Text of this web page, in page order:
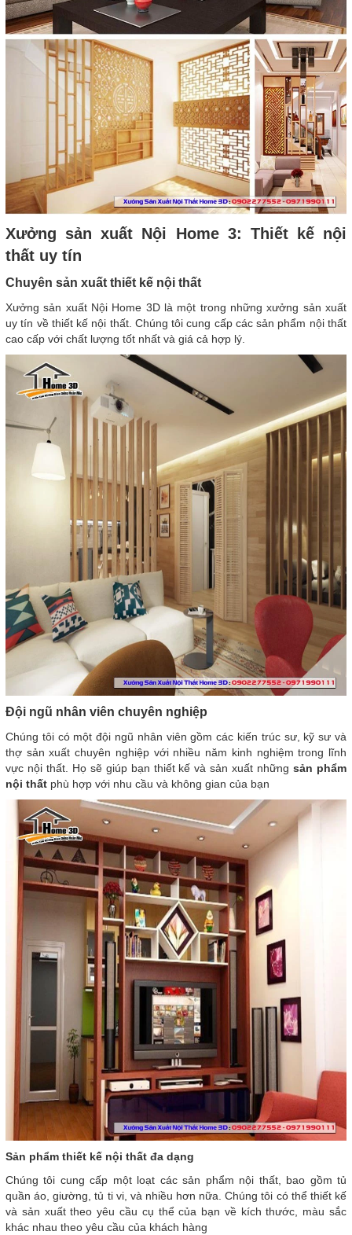
Xưởng sản xuất Nội Home 3: Thiết kế nội
thất uy tín
Chuyên sản xuất thiết kế nội thất
Xưởng sản xuất Nội Home 3D là một trong những xưởng sản xuất
uy tín về thiết kế nội thất. Chúng tôi cung cấp các sản phẩm nội thất
cao cấp với chất lượng tốt nhất và giá cả hợp lý.
Đội ngũ nhân viên chuyên nghiệp
Chúng tôi có một đội ngũ nhân viên gồm các kiến trúc sư, kỹ sư và
thợ sản xuất chuyên nghiệp với nhiều năm kinh nghiệm trong lĩnh
vực nội thất. Họ sẽ giúp bạn thiết kế và sản xuất nhữngsản phẩm
nội thất phù hợp với nhu cầu và không gian của bạn
Sản phẩm thiết kế nội thất đa dạng
Chúng tôi cung cấp một loạt các sản phẩm nội thất, bao gồm tủ
quần áo, giường, tủ ti vi, và nhiều hơn nữa. Chúng tôi có thể thiết kế
và sản xuất theo yêu cầu cụ thể của bạn về kích thước, màu sắc
khác nhau theo yêu cầu của khách hàng